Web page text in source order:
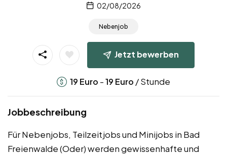
02/08/2026
Nebenjob
Jetzt bewerben
19 Euro -19 Euro / Stunde
Jobbeschreibung
Für Nebenjobs, Teilzeitjobs und Minijobs in Bad
Freienwalde (Oder) werden gewissenhafte und